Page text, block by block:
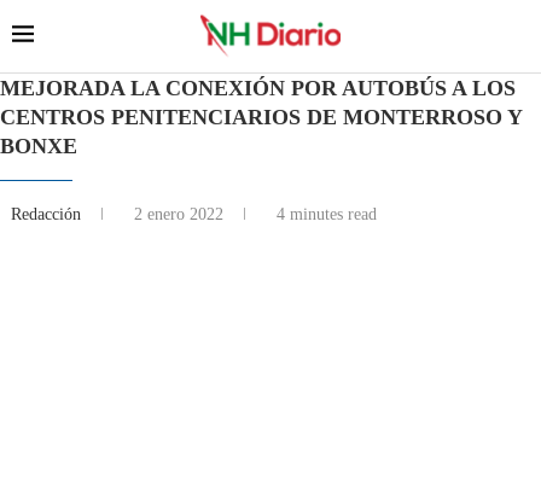
MEJORADA LA CONEXIÓN POR AUTOBÚS A LOS
CENTROS PENITENCIARIOS DE MONTERROSO Y
BONXE
Redacción 2 enero 2022 4 minutes read